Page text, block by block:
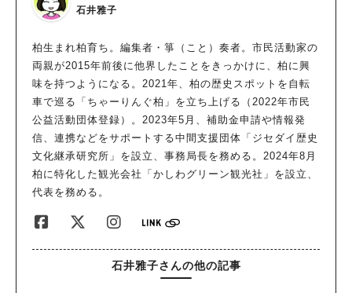
石井雅子
柏生まれ柏育ち。編集者・箏（こと）奏者。市民活動家の
両親が2015年前後に他界したことをきっかけに、柏に興
味を持つようになる。2021年、柏の歴史スポットを自転
車で巡る「ちゃーりんぐ柏」を立ち上げる（2022年市民
公益活動団体登録）。2023年5月、補助金申請や情報発
信、連携などをサポートする中間支援団体「ジセダイ歴史
文化継承研究所」を設立、事務局長を務める。2024年8月
柏に特化した観光会社「かしわグリーン観光社」を設立、
代表を務める。
石井雅子さんの他の記事